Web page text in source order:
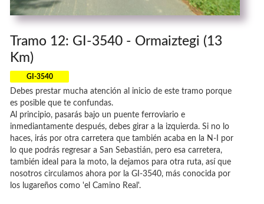
Tramo 12: GI-3540 - Ormaiztegi (13
Km)
GI-3540
Debes prestar mucha atención al inicio de este tramo porque
es posible que te confundas.
Al principio, pasarás bajo un puente ferroviario e
inmediantamente después, debes girar a la izquierda. Si no lo
haces, irás por otra carretera que también acaba en la N-I por
lo que podrás regresar a San Sebastián, pero esa carretera,
también ideal para la moto, la dejamos para otra ruta, así que
nosotros circulamos ahora por la GI-3540, más conocida por
los lugareños como 'el Camino Real'.